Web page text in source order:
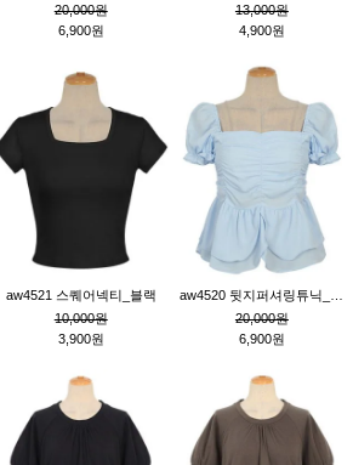
20,000원
6,900원
13,000원
4,900원
aw4521 스퀘어넥티_블랙
10,000원
3,900원
20,000원
6,900원